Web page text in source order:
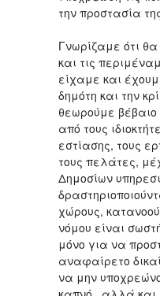
την προστασία
Γνωρίζαμε ότι
και τις
είχαμε και
δημότη και την
θεωρούμε
από τους
εστίασης, τους
τους πελάτες,
Δημοσίων
χώρους,
νόμου είναι
μόνο για να
αναφαίρετο
να μην